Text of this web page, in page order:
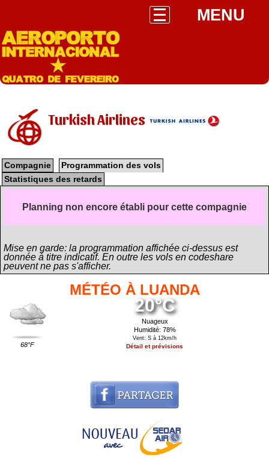
MENU
Turkish Airlines
Compagnie
Programmation des vols
Statistiques des retards
Planning non encore établi pour cette compagnie
Mise en garde: la programmation affichée ci-dessus est
donnée à titre indicatif. En outre les vols en codeshare
peuvent ne pas s'afficher.
MÉTÉO À LUANDA
68°F
20°C
Nuageux
Humidité: 78%
Vent: S à 12km/h
Détail et prévisions